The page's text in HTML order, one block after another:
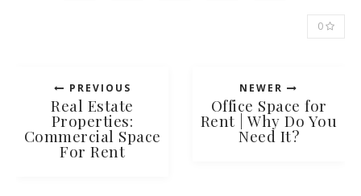
0
PREVIOUS
Real Estate
Properties:
Commercial Space
For Rent
NEWER
Office Space for
Rent | Why Do You
Need It?